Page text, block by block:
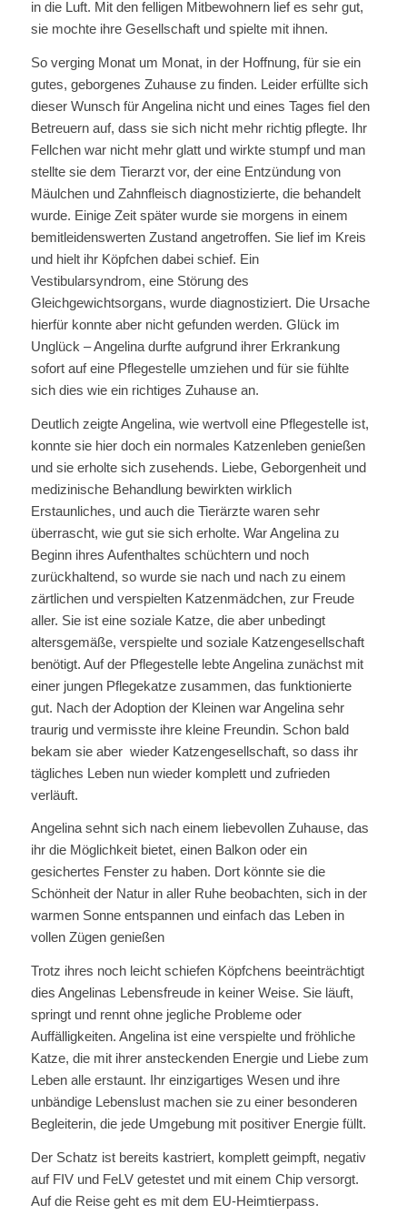
in die Luft. Mit den felligen Mitbewohnern lief es sehr gut,
sie mochte ihre Gesellschaft und spielte mit ihnen.
So verging Monat um Monat, in der Hoffnung, für sie ein
gutes, geborgenes Zuhause zu finden. Leider erfüllte sich
dieser Wunsch für Angelina nicht und eines Tages fiel den
Betreuern auf, dass sie sich nicht mehr richtig pflegte. Ihr
Fellchen war nicht mehr glatt und wirkte stumpf und man
stellte sie dem Tierarzt vor, der eine Entzündung von
Mäulchen und Zahnfleisch diagnostizierte, die behandelt
wurde. Einige Zeit später wurde sie morgens in einem
bemitleidenswerten Zustand angetroffen. Sie lief im Kreis
und hielt ihr Köpfchen dabei schief. Ein
Vestibularsyndrom, eine Störung des
Gleichgewichtsorgans, wurde diagnostiziert. Die Ursache
hierfür konnte aber nicht gefunden werden. Glück im
Unglück – Angelina durfte aufgrund ihrer Erkrankung
sofort auf eine Pflegestelle umziehen und für sie fühlte
sich dies wie ein richtiges Zuhause an.
Deutlich zeigte Angelina, wie wertvoll eine Pflegestelle ist,
konnte sie hier doch ein normales Katzenleben genießen
und sie erholte sich zusehends. Liebe, Geborgenheit und
medizinische Behandlung bewirkten wirklich
Erstaunliches, und auch die Tierärzte waren sehr
überrascht, wie gut sie sich erholte. War Angelina zu
Beginn ihres Aufenthaltes schüchtern und noch
zurückhaltend, so wurde sie nach und nach zu einem
zärtlichen und verspielten Katzenmädchen, zur Freude
aller. Sie ist eine soziale Katze, die aber unbedingt
altersgemäße, verspielte und soziale Katzengesellschaft
benötigt. Auf der Pflegestelle lebte Angelina zunächst mit
einer jungen Pflegekatze zusammen, das funktionierte
gut. Nach der Adoption der Kleinen war Angelina sehr
traurig und vermisste ihre kleine Freundin. Schon bald
bekam sie aber wieder Katzengesellschaft, so dass ihr
tägliches Leben nun wieder komplett und zufrieden
verläuft.
Angelina sehnt sich nach einem liebevollen Zuhause, das
ihr die Möglichkeit bietet, einen Balkon oder ein
gesichertes Fenster zu haben. Dort könnte sie die
Schönheit der Natur in aller Ruhe beobachten, sich in der
warmen Sonne entspannen und einfach das Leben in
vollen Zügen genießen
Trotz ihres noch leicht schiefen Köpfchens beeinträchtigt
dies Angelinas Lebensfreude in keiner Weise. Sie läuft,
springt und rennt ohne jegliche Probleme oder
Auffälligkeiten. Angelina ist eine verspielte und fröhliche
Katze, die mit ihrer ansteckenden Energie und Liebe zum
Leben alle erstaunt. Ihr einzigartiges Wesen und ihre
unbändige Lebenslust machen sie zu einer besonderen
Begleiterin, die jede Umgebung mit positiver Energie füllt.
Der Schatz ist bereits kastriert, komplett geimpft, negativ
auf FIV und FeLV getestet und mit einem Chip versorgt.
Auf die Reise geht es mit dem EU-Heimtierpass.